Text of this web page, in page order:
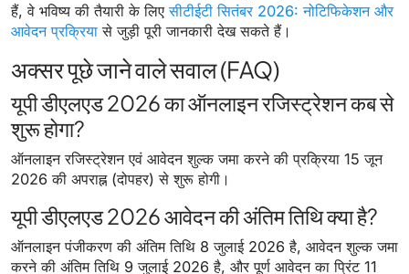
हैं, वे भविष्य की तैयारी के लिएसीटीईटी सितंबर 2026: नोटिफिकेशन और
आवेदन प्रक्रिया से जुड़ी पूरी जानकारी देख सकते हैं।
अक्सर पूछे जाने वाले सवाल (FAQ)
यूपी डीएलएड 2026 का ऑनलाइन रजिस्ट्रेशन कब से
शुरू होगा?
ऑनलाइन रजिस्ट्रेशन एवं आवेदन शुल्क जमा करने की प्रक्रिया 15 जून
2026 की अपराह्न (दोपहर) से शुरू होगी।
यूपी डीएलएड 2026 आवेदन की अंतिम तिथि क्या है?
ऑनलाइन पंजीकरण की अंतिम तिथि 8 जुलाई 2026 है, आवेदन शुल्क जमा
करने की अंतिम तिथि 9 जुलाई 2026 है, और पूर्ण आवेदन का प्रिंट 11